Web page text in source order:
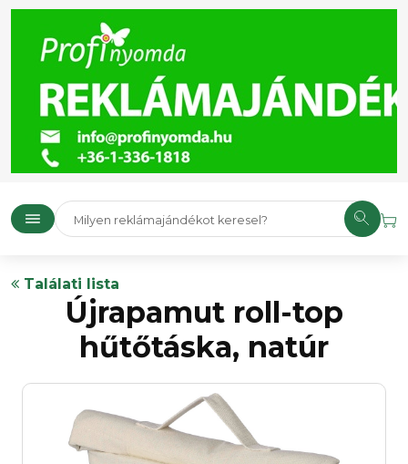
Találati lista
Újrapamut roll-top
hűtőtáska, natúr